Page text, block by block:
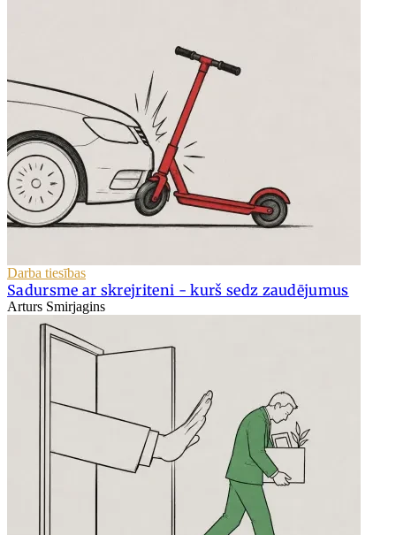
Darba tiesības
Sadursme ar skrejriteni - kurš sedz zaudējumus
Arturs Smirjagins